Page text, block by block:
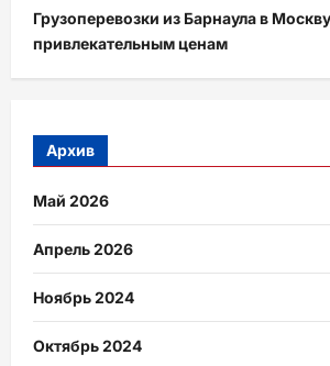
Грузоперевозки из Барнаула в
привлекательным ценам
Архив
Май 2026
Апрель 2026
Ноябрь 2024
Октябрь 2024